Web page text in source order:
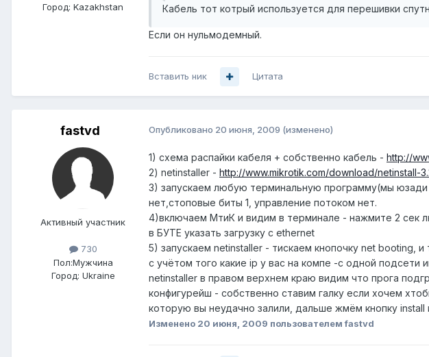
Город: Kazakhstan Кабель тот котрый используется для перешивки
Если он нульмодемный.
Вставить ник Цитата
fastvd
Активный участник
730
Пол:Мужчина
Город: Ukraine
Опубликовано 20 июня, 2009 (изменено)
1) схема распайки кабеля + собственно кабель - http://
2) netinstaller - http://www.mikrotik.com/download/netinstall-
3) запускаем любую терминальную программу(мы
нет,стоповые биты 1, управление потоком нет.
4)включаем МтиК и видим в терминале - нажмите 2 сек
в БУТЕ указать загрузку с ethernet
5) запускаем netinstaller - тискаем кнопочку net booting,
с учётом того какие ip у вас на компе -с одной
netinstaller в правом верхнем краю видим что прога
конфигурейш - собственно ставим галку если хочем
которую вы неудачно залили, дальше жмём кнопку
Изменено 20 июня, 2009 пользователем fastvd